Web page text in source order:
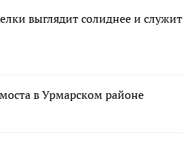
выглядит солиднее и служит
в Урмарском районе